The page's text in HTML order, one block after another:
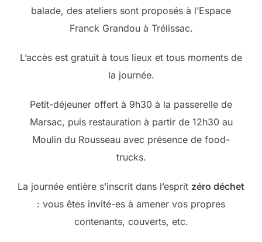
balade, des ateliers sont proposés à l’Espace
Franck Grandou à Trélissac.
L’accès est gratuit à tous lieux et tous moments de
la journée.
Petit-déjeuner offert à 9h30 à la passerelle de
Marsac, puis restauration à partir de 12h30 au
Moulin du Rousseau avec présence de food-
trucks.
La journée entière s’inscrit dans l’esprit zéro déchet
: vous êtes invité-es à amener vos propres
contenants, couverts, etc.